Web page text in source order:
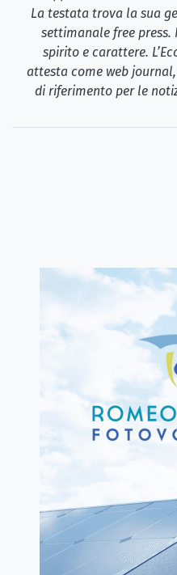
La testata trova la sua
settimanale free
spirito e carattere.
attesta come web
di riferimento per le